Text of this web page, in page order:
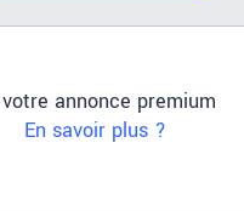
annonce premium
En savoir plus ?